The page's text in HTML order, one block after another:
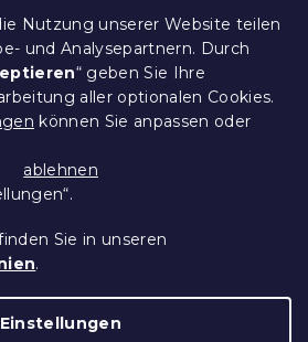
Nutzung unserer Website teilen
und Analysepartnern. Durch
“ geben Sie Ihre
aller optionalen Cookies.
können Sie anpassen oder
ablehnen
Sie in unseren
.
Einstellungen
e
zu 10% Rabatt